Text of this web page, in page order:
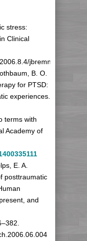
stress:
Clinical
jbremner
B. O.
for PTSD:
experiences.
terms with
Academy of
E. A.
posttraumatic
and